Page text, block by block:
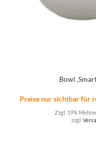
Bowl
Preise nur sichtbar für
Zzgl. 19%
zzgl.